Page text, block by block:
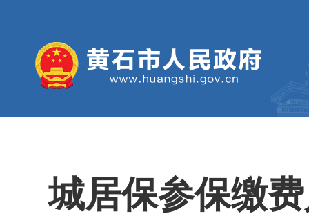
城居保参保缴